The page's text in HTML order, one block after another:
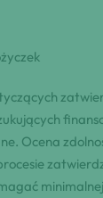
Ocena